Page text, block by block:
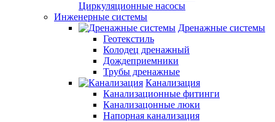
Циркуляционные насосы
Инженерные системы
Дренажные системы
Геотекстиль
Колодец дренажный
Дождеприемники
Трубы дренажные
Канализация
Канализационные фитинги
Канализацонные люки
Напорная канализация